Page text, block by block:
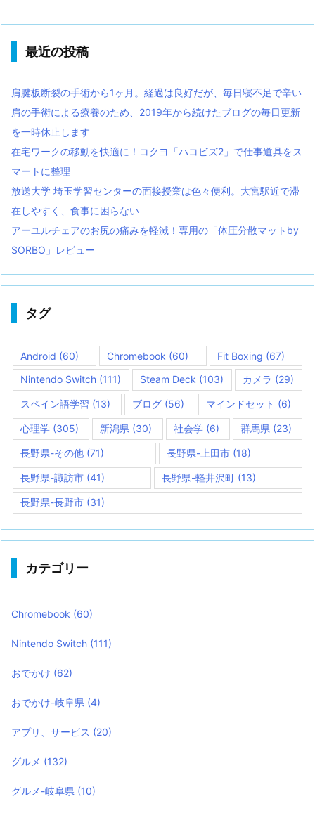
最近の投稿
肩腱板断裂の手術から1ヶ月。経過は良好だが、毎日寝不足で辛い
肩の手術による療養のため、2019年から続けたブログの毎日更新
を一時休止します
在宅ワークの移動を快適に！コクヨ「ハコビズ2」で仕事道具をス
マートに整理
放送大学 埼玉学習センターの面接授業は色々便利。大宮駅近で滞
在しやすく、食事に困らない
アーユルチェアのお尻の痛みを軽減！専用の「体圧分散マットby
SORBO」レビュー
タグ
Android (60) Chromebook (60) Fit Boxing (67)
Nintendo Switch (111) Steam Deck (103) カメラ (29)
スペイン語学習 (13) ブログ (56) マインドセット (6)
心理学 (305) 新潟県 (30) 社会学(6) 群馬県 (23)
長野県-その他 (71) 長野県-上田市(18)
長野県-諏訪市 (41) 長野県-軽井沢町 (13)
長野県-長野市 (31)
カテゴリー
Chromebook (60)
Nintendo Switch (111)
おでかけ (62)
おでかけ-岐阜県 (4)
アプリ、サービス (20)
グルメ (132)
グルメ-岐阜県 (10)